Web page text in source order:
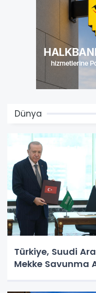
Dünya
Türkiye, Suudi
Mekke Savunma